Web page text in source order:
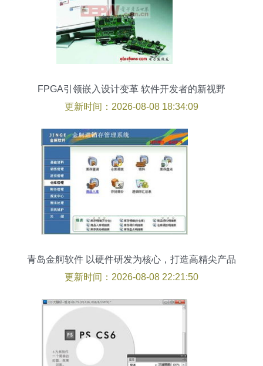
FPGA引领嵌入设计变革 软件开发者的新视野
更新时间：2026-08-08 18:34:09
青岛金舸软件 以硬件研发为核心，打造高精尖产品
升级之路
更新时间：2026-08-08 22:21:50